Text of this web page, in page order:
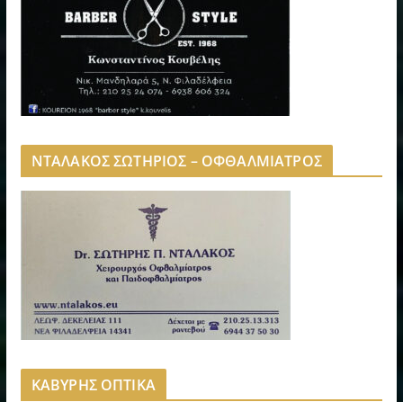
ΝΤΑΛΑΚΟΣ ΣΩΤΗΡΙΟΣ – ΟΦΘΑΛΜΙΑΤΡΟΣ
ΚΑΒΥΡΗΣ ΟΠΤΙΚΑ